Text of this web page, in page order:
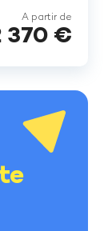
A partir de
370 €